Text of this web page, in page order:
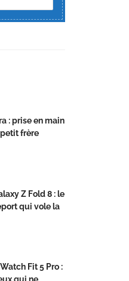
: prise en main
frère
Z Fold 8 : le
qui vole la
Fit 5 Pro :